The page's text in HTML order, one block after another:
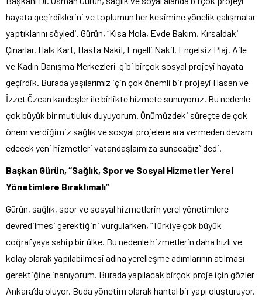
hayata geçirdiklerini ve toplumun her kesimine yönelik çalışmalar
yaptıklarını söyledi. Gürün, “Kısa Mola, Evde Bakım, Kırsaldaki
Çınarlar, Halk Kart, Hasta Nakil, Engelli Nakil, Engelsiz Plaj, Aile
ve Kadın Danışma Merkezleri gibi birçok sosyal projeyi hayata
geçirdik. Burada yaşılarımız için çok önemli bir projeyi Hasan ve
İzzet Özcan kardeşler ile birlikte hizmete sunuyoruz. Bu nedenle
çok büyük bir mutluluk duyuyorum. Önümüzdeki süreçte de çok
önem verdiğimiz sağlık ve sosyal projelere ara vermeden devam
edecek yeni hizmetleri vatandaşlaımıza sunacağız” dedi.
Başkan Gürün, “Sağlık, Spor ve Sosyal Hizmetler Yerel
Yönetimlere Bıraklımalı”
Gürün, sağlık, spor ve sosyal hizmetlerin yerel yönetimlere
devredilmesi gerektiğini vurgularken, “Türkiye çok büyük
coğrafyaya sahip bir ülke. Bu nedenle hizmetlerin daha hızlı ve
kolay olarak yapılabilmesi adına yerelleşme adımlarının atılması
gerektiğine inanıyorum. Burada yapılacak birçok proje için gözler
Ankara’da oluyor. Buda yönetim olarak hantal bir yapı oluşturuyor.